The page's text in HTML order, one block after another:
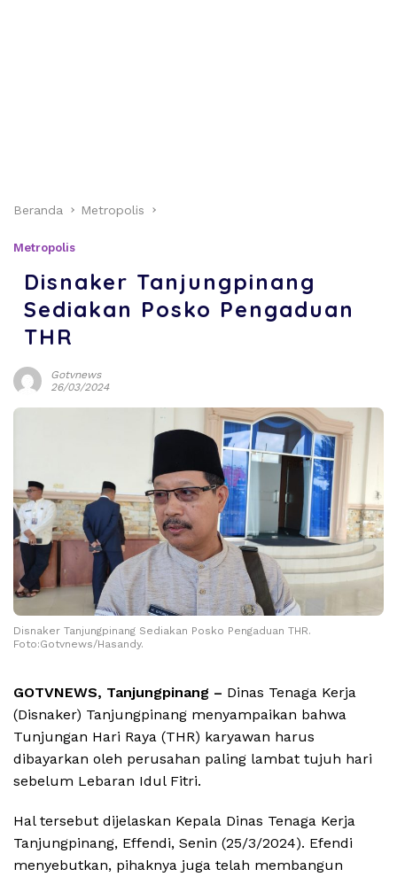
Beranda Metropolis
Metropolis
Disnaker Tanjungpinang
Sediakan Posko Pengaduan
THR
Gotvnews
26/03/2024
Disnaker Tanjungpinang Sediakan Posko Pengaduan THR.
Foto:Gotvnews/Hasandy.
GOTVNEWS, Tanjungpinang – Dinas Tenaga Kerja
(Disnaker) Tanjungpinang menyampaikan bahwa
Tunjungan Hari Raya (THR) karyawan harus
dibayarkan oleh perusahan paling lambat tujuh hari
sebelum Lebaran Idul Fitri.
Hal tersebut dijelaskan Kepala Dinas Tenaga Kerja
Tanjungpinang, Effendi, Senin (25/3/2024). Efendi
menyebutkan, pihaknya juga telah membangun